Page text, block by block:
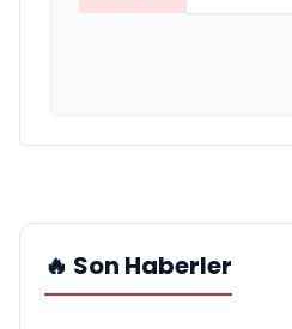
🔥 Son Haberler